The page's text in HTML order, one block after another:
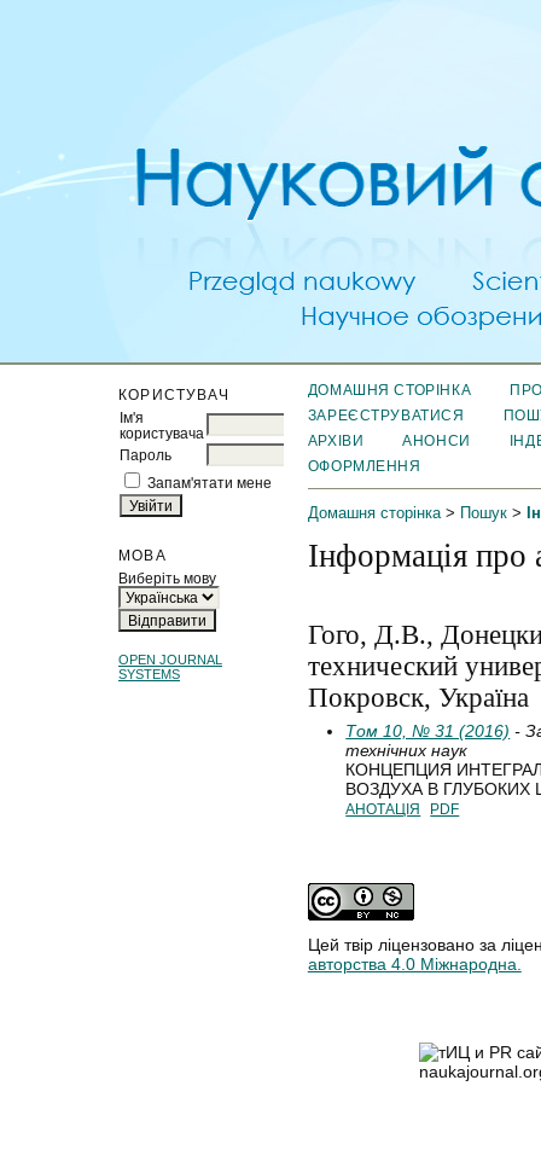
КОРИСТУВАЧ
Ім'я
користувача
Пароль
Запам'ятати мене
МОВА
Виберіть мову
OPEN JOURNAL
SYSTEMS
ДОМАШНЯ СТОРІНКА
ЗАРЕЄСТРУВАТИСЯ
АРХІВИ
АНОНСИ
ОФОРМЛЕННЯ
Домашня сторінка> Пошук>
Інформація про
Гого, Д.В.,
технический
Покровск, Україна
Том 10, № 31 (2016) -
технічних наук
КОНЦЕПЦИЯ
ВОЗДУХА В ГЛУБОКИХ
АНОТАЦІЯ PDF
Цей твір ліцензовано за
авторства 4.0 Міжнародна.